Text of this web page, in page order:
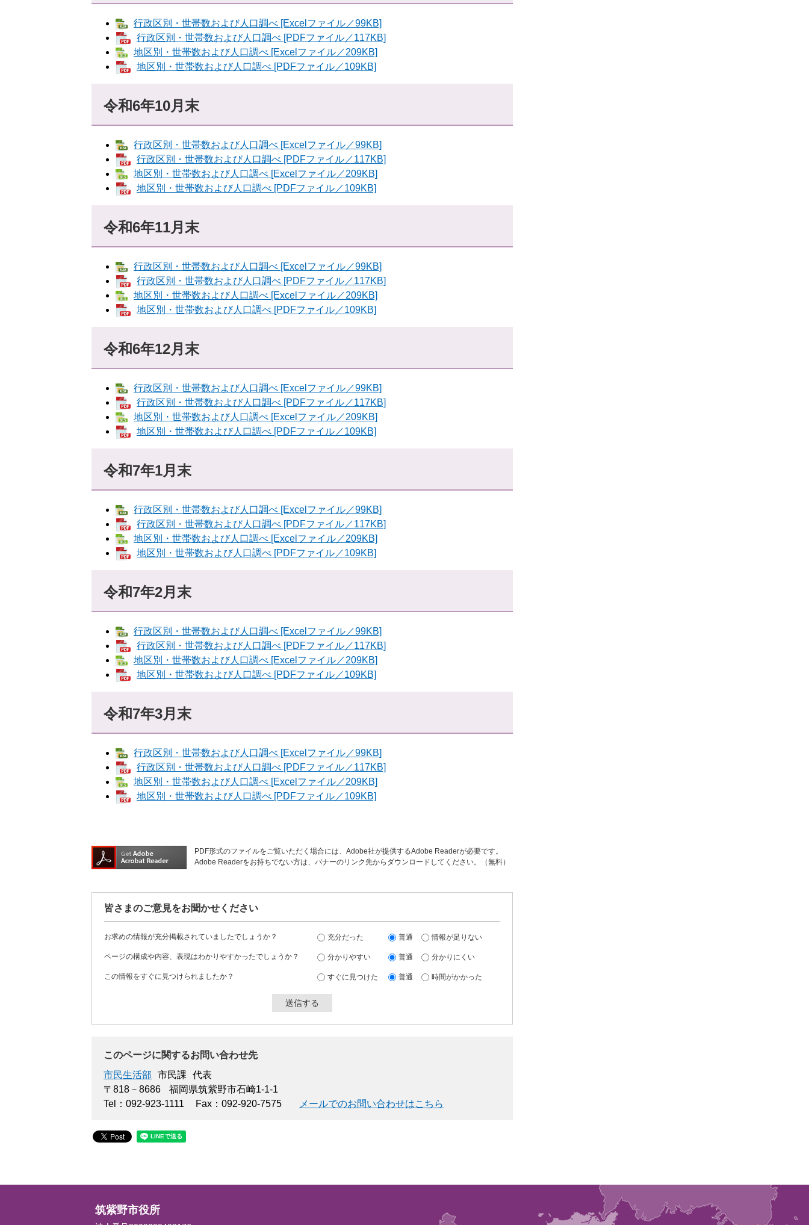
行政区別・世帯数および人口調べ [Excelファイル／99KB]
行政区別・世帯数および人口調べ [PDFファイル／117KB]
地区別・世帯数および人口調べ [Excelファイル／209KB]
地区別・世帯数および人口調べ [PDFファイル／109KB]
令和6年10月末
行政区別・世帯数および人口調べ [Excelファイル／99KB]
行政区別・世帯数および人口調べ [PDFファイル／117KB]
地区別・世帯数および人口調べ [Excelファイル／209KB]
地区別・世帯数および人口調べ [PDFファイル／109KB]
令和6年11月末
行政区別・世帯数および人口調べ [Excelファイル／99KB]
行政区別・世帯数および人口調べ [PDFファイル／117KB]
地区別・世帯数および人口調べ [Excelファイル／209KB]
地区別・世帯数および人口調べ [PDFファイル／109KB]
令和6年12月末
行政区別・世帯数および人口調べ [Excelファイル／99KB]
行政区別・世帯数および人口調べ [PDFファイル／117KB]
地区別・世帯数および人口調べ [Excelファイル／209KB]
地区別・世帯数および人口調べ [PDFファイル／109KB]
令和7年1月末
行政区別・世帯数および人口調べ [Excelファイル／99KB]
行政区別・世帯数および人口調べ [PDFファイル／117KB]
地区別・世帯数および人口調べ [Excelファイル／209KB]
地区別・世帯数および人口調べ [PDFファイル／109KB]
令和7年2月末
行政区別・世帯数および人口調べ [Excelファイル／99KB]
行政区別・世帯数および人口調べ [PDFファイル／117KB]
地区別・世帯数および人口調べ [Excelファイル／209KB]
地区別・世帯数および人口調べ [PDFファイル／109KB]
令和7年3月末
行政区別・世帯数および人口調べ [Excelファイル／99KB]
行政区別・世帯数および人口調べ [PDFファイル／117KB]
地区別・世帯数および人口調べ [Excelファイル／209KB]
地区別・世帯数および人口調べ [PDFファイル／109KB]
PDF形式のファイルをご覧いただく場合には、Adobe社が提供するAdobe Readerが必要です。
Adobe Readerをお持ちでない方は、バナーのリンク先からダウンロードしてください。（無料）
皆さまのご意見をお聞かせください
お求めの情報が充分掲載されていましたでしょうか？ 充分だった 普通 情報が足りない
ページの構成や内容、表現はわかりやすかったでしょうか？ 分かりやすい 普通 分かりにくい
この情報をすぐに見つけられましたか？ すぐに見つけた 普通 時間がかかった
このページに関するお問い合わせ先
市民生活部
市民課
代表
〒818－8686
福岡県筑紫野市石崎1-1-1
Tel：092-923-1111
Fax：092-920-7575 メールでのお問い合わせはこちら
筑紫野市役所